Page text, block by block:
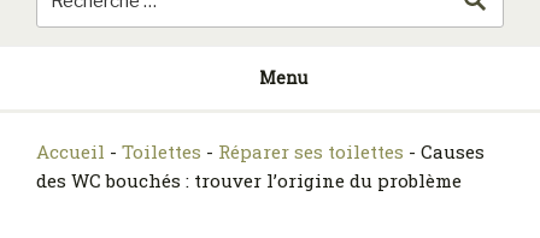
Menu
Accueil - Toilettes - Réparer ses toilettes - Causes
des WC bouchés : trouver l’origine du problème